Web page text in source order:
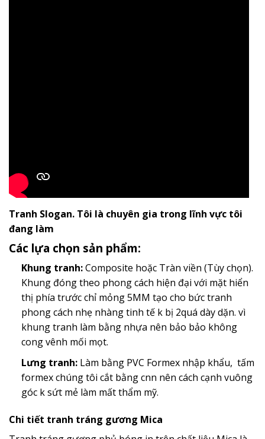
Tranh Slogan. Tôi là chuyên gia trong lĩnh vực tôi
đang làm
Các lựa chọn sản phẩm:
Khung tranh:Composite hoặc Tràn viền (Tùy chọn).
Khung đóng theo phong cách hiện đại với mặt hiển
thị phía trước chỉ mỏng 5MM tạo cho bức tranh
phong cách nhẹ nhàng tinh tế k bị 2quá dày dặn. vì
khung tranh làm bằng nhựa nên bảo bảo không
cong vênh mối mọt.
Lưng tranh:Làm bằng PVC Formex nhập khẩu, tấm
formex chúng tôi cắt bằng cnn nên cách cạnh vuông
góc k sứt mẻ làm mất thẩm mỹ.
Chi tiết tranh tráng gương Mica